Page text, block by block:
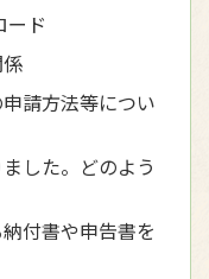
ード
請方法等につい
した。どのよう
付書や申告書を